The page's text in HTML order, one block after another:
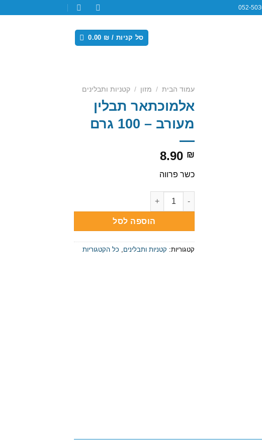
סל קניות / 0.00 ₪
עמוד הבית / מזון / קטניות ותבלינים
אלמוכתאר תבלין
מעורב – 100 גרם
8.90 ₪
כשר פרווה
כמות של אלמוכתאר תבלין מעורב - 100 גרם
הוספה לסל
קטגוריות: קטניות ותבלינים כל הקטגוריות